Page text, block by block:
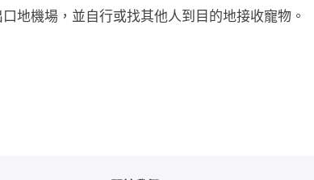
地機場，並自行或找其他人到目的地接收寵物。